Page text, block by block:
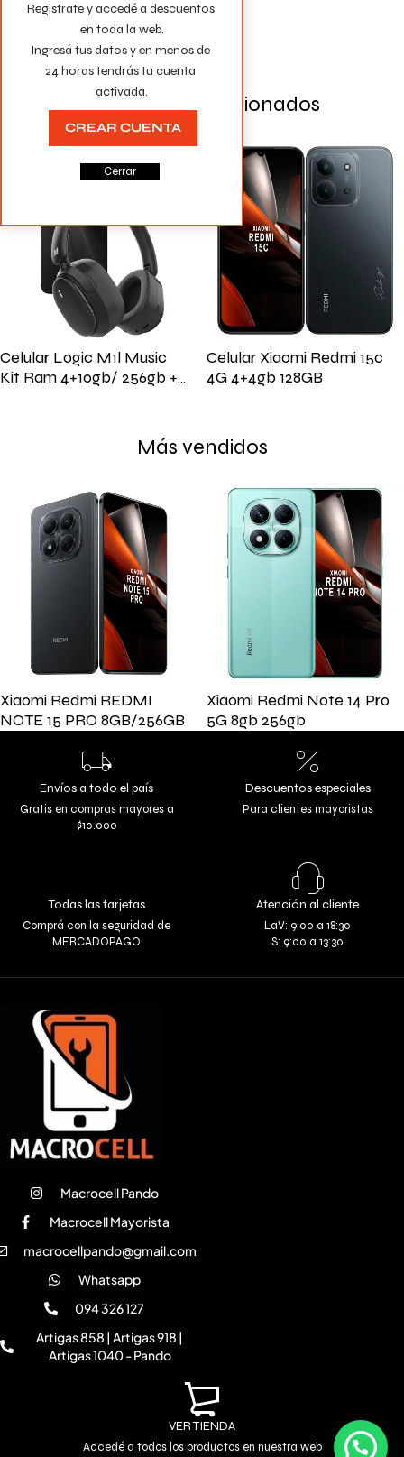
Productos Relacionados
Celular Logic M1l Music
Kit Ram 4+10gb/ 256gb +
Celular Xiaomi Redmi 15c
4G 4+4gb 128GB
Más vendidos
Xiaomi Redmi REDMI
NOTE 15 PRO 8GB/256GB
Xiaomi Redmi Note 14 Pro
5G 8gb 256gb
Envíos a todo el país
Gratis en compras mayores a
$10.000
Descuentos especiales
Para clientes mayoristas
Todas las tarjetas
Comprá con la seguridad de
MERCADOPAGO
Atención al cliente
LaV: 9:00 a 18:30
S: 9:00 a 13:30
Macrocell Pando
Macrocell Mayorista
macrocellpando@gmail.com
Whatsapp
094 326 127
Artigas 858 | Artigas 918 |
Artigas 1040 - Pando
VER TIENDA
Accedé a todos los productos en nuestra web
Registrate y accedé a descuentos
en toda la web.
Ingresá tus datos y en menos de
24 horas tendrás tu cuenta
activada.
CREAR CUENTA
Cerrar